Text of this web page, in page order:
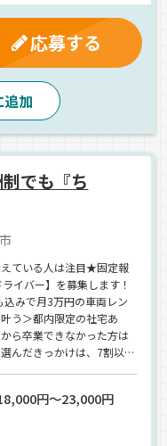
軽四輪（AT）
応募する
加
でも『ち
えている人は注目★固定報
イバー】を募集します！
みで月3万円の車両レン
う＞都内限定の社宅あ
ら卒業できなかった方は
んだきっかけは、7割以上
てこの会社に決めていま
配信しているので、是非
円～23,000円